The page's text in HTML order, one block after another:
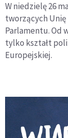
W niedzielę 26
tworzących
Parlamentu. Od
tylko kształt
Europejskiej.